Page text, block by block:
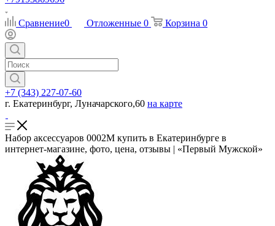
Сравнение0 Отложенные 0 Корзина 0
+7 (343) 227-07-60
г. Екатеринбург, Луначарского,60 на карте
Набор аксессуаров 0002М купить в Екатеринбурге в
интернет-магазине, фото, цена, отзывы | «Первый Мужской»